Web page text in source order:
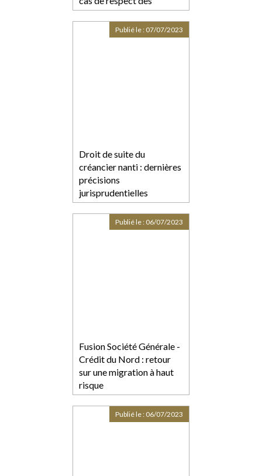
formalités de l'article 558
du Code de procédure
Droit de suite du
créancier nanti : dernières
précisions
jurisprudentielles
Publié le : 07/07/2023
Fusion Société Générale -
Crédit du Nord : retour
sur une migration à haut
risque
Publié le : 06/07/2023
Publié le : 06/07/2023